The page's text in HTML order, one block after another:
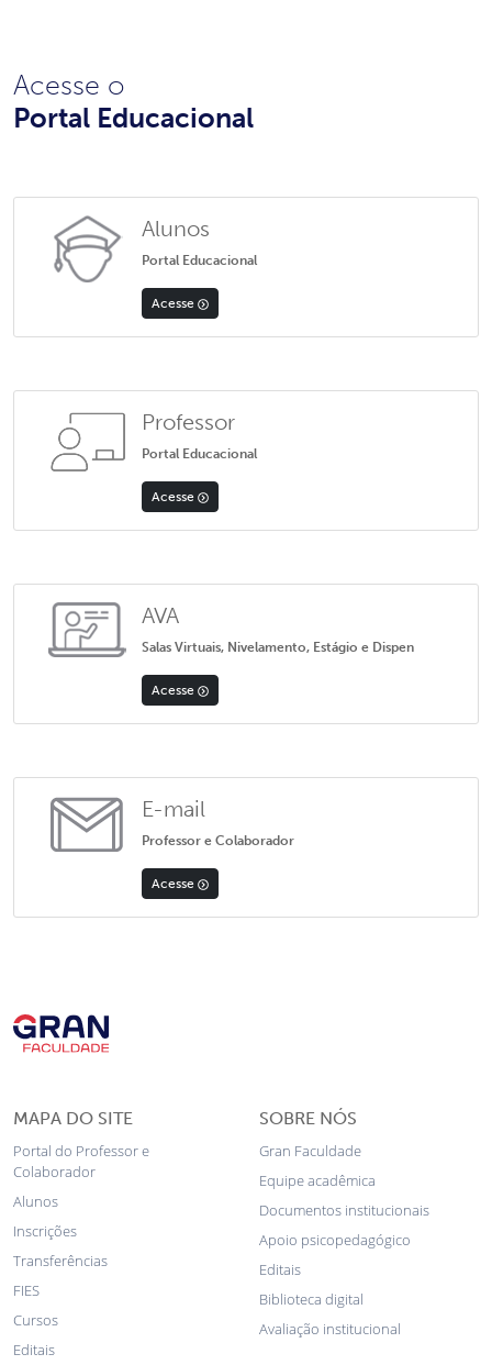
Acesse o
Portal Educacional
Alunos
Portal Educacional
Acesse
Professor
Portal Educacional
Acesse
AVA
Salas Virtuais, Nivelamento, Estágio e Dispen
Acesse
E-mail
Professor e Colaborador
Acesse
MAPA DO SITE
Portal do Professor e
Colaborador
Alunos
Inscrições
Transferências
FIES
Cursos
Editais
SOBRE NÓS
Gran Faculdade
Equipe acadêmica
Documentos institucionais
Apoio psicopedagógico
Editais
Biblioteca digital
Avaliação institucional